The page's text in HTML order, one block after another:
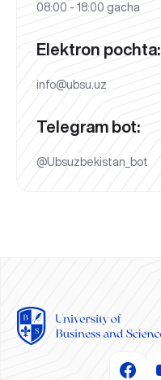
08:00 - 18:00 gacha
Elektron pochta:
info@ubsu.uz
Telegram bot:
@Ubsuzbekistan_bot